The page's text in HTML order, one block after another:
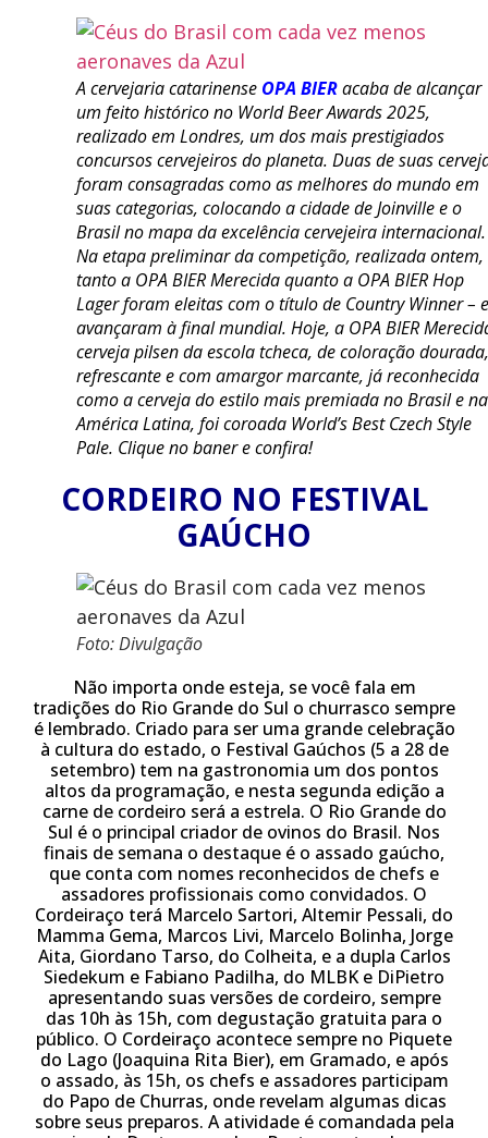
A cervejaria catarinense OPA BIERacaba de alcançar
um feito histórico no World Beer Awards 2025,
realizado em Londres, um dos mais prestigiados
concursos cervejeiros do planeta. Duas de suas
foram consagradas como as melhores do mundo em
suas categorias, colocando a cidade de Joinville e o
Brasil no mapa da excelência cervejeira internacional.
Na etapa preliminar da competição, realizada ontem,
tanto a OPA BIER Merecida quanto a OPA BIER Hop
Lager foram eleitas com o título de Country Winner – e
avançaram à final mundial. Hoje, a OPA BIER
cerveja pilsen da escola tcheca, de coloração dourada,
refrescante e com amargor marcante, já reconhecida
como a cerveja do estilo mais premiada no Brasil e na
América Latina, foi coroada World’s Best Czech Style
Pale. Clique no baner e confira!
CORDEIRO NO FESTIVAL
GAÚCHO
Foto: Divulgação
Não importa onde esteja, se você fala em
tradições do Rio Grande do Sul o churrasco sempre
é lembrado. Criado para ser uma grande celebração
à cultura do estado, o Festival Gaúchos (5 a 28 de
setembro) tem na gastronomia um dos pontos
altos da programação, e nesta segunda edição a
carne de cordeiro será a estrela. O Rio Grande do
Sul é o principal criador de ovinos do Brasil. Nos
finais de semana o destaque é o assado gaúcho,
que conta com nomes reconhecidos de chefs e
assadores profissionais como convidados. O
Cordeiraço terá Marcelo Sartori, Altemir Pessali, do
Mamma Gema, Marcos Livi, Marcelo Bolinha, Jorge
Aita, Giordano Tarso, do Colheita, e a dupla Carlos
Siedekum e Fabiano Padilha, do MLBK e DiPietro
apresentando suas versões de cordeiro, sempre
das 10h às 15h, com degustação gratuita para o
público. O Cordeiraço acontece sempre no Piquete
do Lago (Joaquina Rita Bier), em Gramado, e após
o assado, às 15h, os chefs e assadores participam
do Papo de Churras, onde revelam algumas dicas
sobre seus preparos. A atividade é comandada pela